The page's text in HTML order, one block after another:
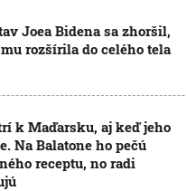
Joea Bidena sa zhoršil,
rozšírila do celého tela
k Maďarsku, aj keď jeho
Na Balatone ho pečú
receptu, no radi